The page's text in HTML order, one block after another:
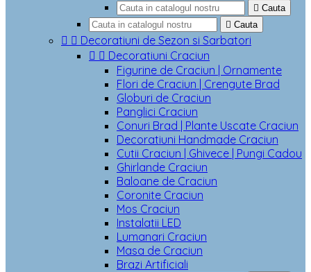
 Cauta
 Cauta
  Decoratiuni de Sezon si Sarbatori
  Decoratiuni Craciun
Figurine de Craciun | Ornamente
Flori de Craciun | Crengute Brad
Globuri de Craciun
Panglici Craciun
Conuri Brad | Plante Uscate Craciun
Decoratiuni Handmade Craciun
Cutii Craciun | Ghivece | Pungi Cadou
Ghirlande Craciun
Baloane de Craciun
Coronite Craciun
Mos Craciun
Instalatii LED
Lumanari Craciun
Masa de Craciun
Brazi Artificiali